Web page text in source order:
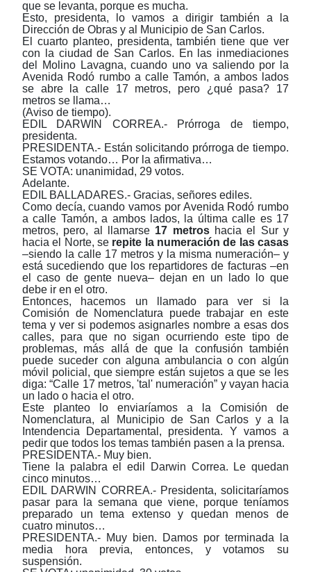
que se levanta, porque es mucha.
Esto, presidenta, lo vamos a dirigir también a la
Dirección de Obras y al Municipio de San Carlos.
El cuarto planteo, presidenta, también tiene que ver
con la ciudad de San Carlos. En las inmediaciones
del Molino Lavagna, cuando uno va saliendo por la
Avenida Rodó rumbo a calle Tamón, a ambos lados
se abre la calle 17 metros, pero ¿qué pasa? 17
metros se llama…
(Aviso de tiempo).
EDIL DARWIN CORREA.- Prórroga de tiempo,
presidenta.
PRESIDENTA.- Están solicitando prórroga de tiempo.
Estamos votando… Por la afirmativa…
SE VOTA: unanimidad, 29 votos.
Adelante.
EDIL BALLADARES.- Gracias, señores ediles.
Como decía, cuando vamos por Avenida Rodó rumbo
a calle Tamón, a ambos lados, la última calle es 17
metros, pero, al llamarse 17 metroshacia el Sur y
hacia el Norte, se repite la numeración de las casas
‒siendo la calle 17 metros y la misma numeración‒ y
está sucediendo que los repartidores de facturas ‒en
el caso de gente nueva‒ dejan en un lado lo que
debe ir en el otro.
Entonces, hacemos un llamado para ver si la
Comisión de Nomenclatura puede trabajar en este
tema y ver si podemos asignarles nombre a esas dos
calles, para que no sigan ocurriendo este tipo de
problemas, más allá de que la confusión también
puede suceder con alguna ambulancia o con algún
móvil policial, que siempre están sujetos a que se les
diga: “Calle 17 metros, 'tal' numeración” y vayan hacia
un lado o hacia el otro.
Este planteo lo enviaríamos a la Comisión de
Nomenclatura, al Municipio de San Carlos y a la
Intendencia Departamental, presidenta. Y vamos a
pedir que todos los temas también pasen a la prensa.
PRESIDENTA.- Muy bien.
Tiene la palabra el edil Darwin Correa. Le quedan
cinco minutos…
EDIL DARWIN CORREA.- Presidenta, solicitaríamos
pasar para la semana que viene, porque teníamos
preparado un tema extenso y quedan menos de
cuatro minutos…
PRESIDENTA.- Muy bien. Damos por terminada la
media hora previa, entonces, y votamos su
suspensión.